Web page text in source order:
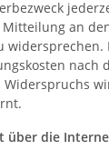
an
nach
Widerspruchs
über die